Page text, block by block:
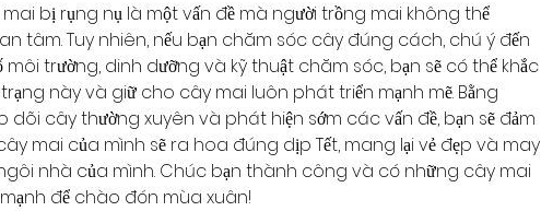
mai bị rụng nụ là một vấn đề mà người trồng mai không thể
tâm. Tuy nhiên, nếu bạn chăm sóc cây đúng cách, chú ý đến
môi trường, dinh dưỡng và kỹ thuật chăm sóc, bạn sẽ có thể khắc
này và giữ cho cây mai luôn phát triển mạnh mẽ. Bằng
cây thường xuyên và phát hiện sớm các vấn đề, bạn sẽ đảm
mai của mình sẽ ra hoa đúng dịp Tết, mang lại vẻ đẹp và may
nhà của mình. Chúc bạn thành công và có những cây mai
để chào đón mùa xuân!